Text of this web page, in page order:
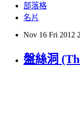
部落格
名片
Nov 16 Fri 2012
盤絲洞